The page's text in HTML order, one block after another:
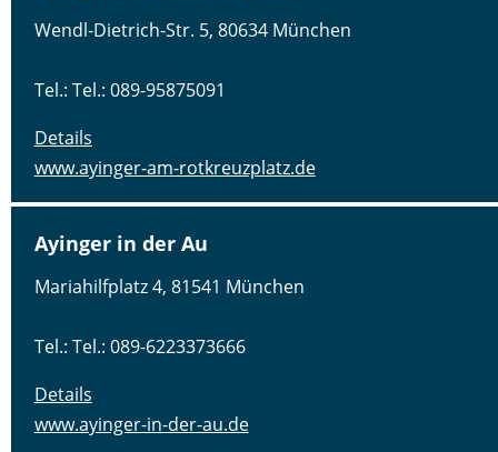
Wendl-Dietrich-Str. 5, 80634 München
Tel.: Tel.: 089-95875091
Details
www.ayinger-am-rotkreuzplatz.de
Ayinger in der Au
Mariahilfplatz 4, 81541 München
Tel.: Tel.: 089-6223373666
Details
www.ayinger-in-der-au.de